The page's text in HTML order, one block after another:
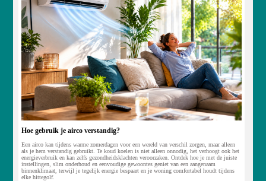
Hoe gebruik je airco verstandig?
Een airco kan tijdens warme zomerdagen voor een wereld van verschil zorgen, maar alleen
als je hem verstandig gebruikt. Te koud koelen is niet alleen onnodig, het verhoogt ook het
energieverbruik en kan zelfs gezondheidsklachten veroorzaken. Ontdek hoe je met de juiste
instellingen, slim onderhoud en eenvoudige gewoontes geniet van een aangenaam
binnenklimaat, terwijl je tegelijk energie bespaart en je woning comfortabel houdt tijdens
elke hittegolf.